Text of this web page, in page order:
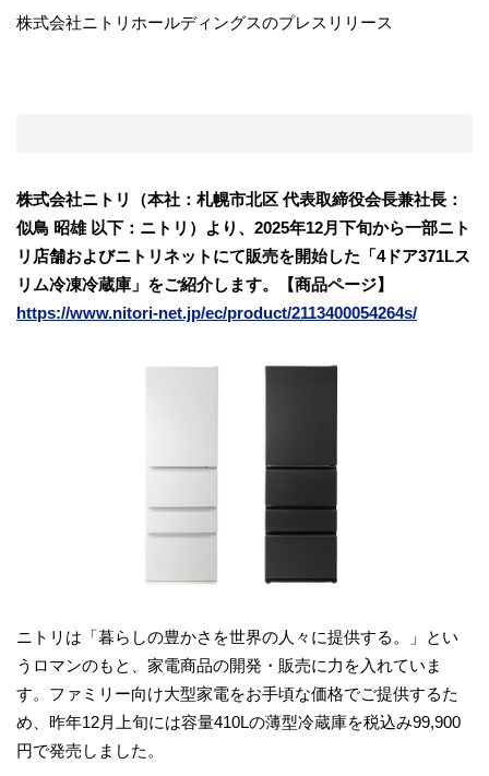
株式会社ニトリホールディングスのプレスリリース
株式会社ニトリ（本社：札幌市北区 代表取締役会長兼社長：
似鳥 昭雄 以下：ニトリ）より、2025年12⽉下旬から一部ニト
リ店舗およびニトリネットにて販売を開始した「4ドア371Lス
リム冷凍冷蔵庫」をご紹介します。【商品ページ】
https://www.nitori-net.jp/ec/product/2113400054264s/
ニトリは「暮らしの豊かさを世界の人々に提供する。」とい
うロマンのもと、家電商品の開発・販売に力を入れていま
す。ファミリー向け大型家電をお手頃な価格でご提供するた
め、昨年12月上旬には容量410Lの薄型冷蔵庫を税込み99,900
円で発売しました。